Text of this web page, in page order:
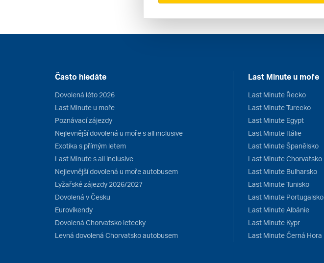
Často hledáte
Dovolená léto 2026
Last Minute u moře
Poznávací zájezdy
Nejlevnější dovolená u moře s all inclusive
Exotika s přímým letem
Last Minute s all inclusive
Nejlevnější dovolená u moře autobusem
Lyžařské zájezdy 2026/2027
Dovolená v Česku
Eurovíkendy
Dovolená Chorvatsko letecky
Levná dovolená Chorvatsko autobusem
Last Minute u moře
Last Minute Řecko
Last Minute Turecko
Last Minute Egypt
Last Minute Itálie
Last Minute Španělsko
Last Minute Chorvatsko
Last Minute Bulharsko
Last Minute Tunisko
Last Minute Portugalsko
Last Minute Albánie
Last Minute Kypr
Last Minute Černá Hora